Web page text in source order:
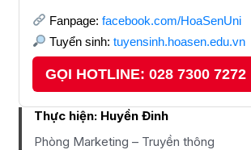
Fanpage: facebook.com/HoaSenUni
Tuyển sinh: tuyensinh.hoasen.edu.vn
GỌI HOTLINE: 028 7300 7272
Thực hiện: Huyền Đinh
Phòng Marketing – Truyền thông